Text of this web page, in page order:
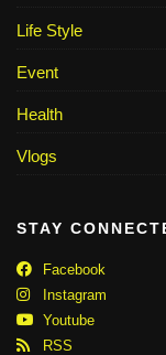
Life Style
Event
Health
Vlogs
STAY
Facebook
Instagram
Youtube
RSS